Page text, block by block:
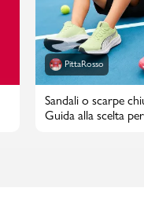
PittaRosso
Sandali o scarpe
Guida alla scelta